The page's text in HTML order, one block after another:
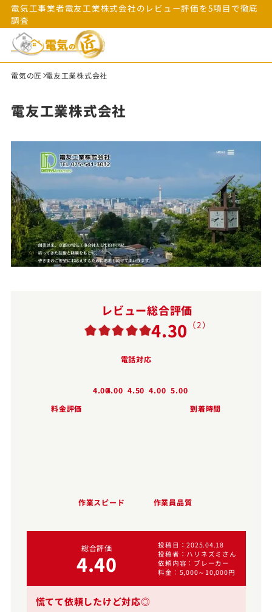
電気工事業者電友工業株式会社のレビュー評価を5項目で徹底
調査
電気の匠 電友工業株式会社
電友工業株式会社
レビュー総合評価
4.30 （2）
電話対応
到着時間
作業員品質
作業スピード
料金評価
4.50 5.00
4.00
4.00
4.00
総合評価
4.40
投稿日
2025.04.18
投稿者
ハリネズミさん
依頼内容
ブレーカー
料金
5,000～10,000円
慌てて依頼したけど対応◎